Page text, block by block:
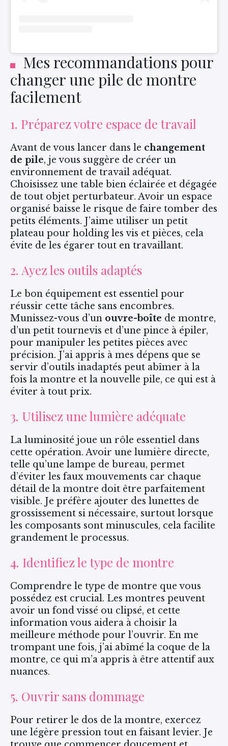
Mes recommandations pour
changer une pile de montre
facilement
1. Préparez votre espace de travail
Avant de vous lancer dans le changement
de pile, je vous suggère de créer un
environnement de travail adéquat.
Choisissez une table bien éclairée et dégagée
de tout objet perturbateur. Avoir un espace
organisé baisse le risque de faire tomber des
petits éléments. J’aime utiliser un petit
plateau pour holding les vis et pièces, cela
évite de les égarer tout en travaillant.
2. Ayez les outils adaptés
Le bon équipement est essentiel pour
réussir cette tâche sans encombres.
Munissez-vous d’un ouvre-boîte de montre,
d’un petit tournevis et d’une pince à épiler,
pour manipuler les petites pièces avec
précision. J’ai appris à mes dépens que se
servir d’outils inadaptés peut abîmer à la
fois la montre et la nouvelle pile, ce qui est à
éviter à tout prix.
3. Utilisez une lumière adéquate
La luminosité joue un rôle essentiel dans
cette opération. Avoir une lumière directe,
telle qu’une lampe de bureau, permet
d’éviter les faux mouvements car chaque
détail de la montre doit être parfaitement
visible. Je préfère ajouter des lunettes de
grossissement si nécessaire, surtout lorsque
les composants sont minuscules, cela facilite
grandement le processus.
4. Identifiez le type de montre
Comprendre le type de montre que vous
possédez est crucial. Les montres peuvent
avoir un fond vissé ou clipsé, et cette
information vous aidera à choisir la
meilleure méthode pour l’ouvrir. En me
trompant une fois, j’ai abîmé la coque de la
montre, ce qui m’a appris à être attentif aux
nuances.
5. Ouvrir sans dommage
Pour retirer le dos de la montre, exercez
une légère pression tout en faisant levier. Je